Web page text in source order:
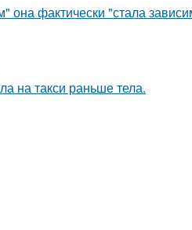
она фактически "стала
на такси раньше тела.